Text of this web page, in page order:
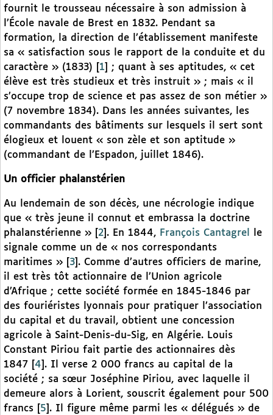
fournit le trousseau nécessaire à son admission à
l’École navale de Brest en 1832. Pendant sa
formation, la direction de l’établissement manifeste
sa « satisfaction sous le rapport de la conduite et du
caractère » (1833)
1
; quant à ses aptitudes, « cet
élève est très studieux et très instruit » ; mais « il
s’occupe trop de science et pas assez de son métier »
(7 novembre 1834). Dans les années suivantes, les
commandants des bâtiments sur lesquels il sert sont
élogieux et louent « son zèle et son aptitude »
(commandant de l’Espadon, juillet 1846).
Un officier phalanstérien
Au lendemain de son décès, une nécrologie indique
que « très jeune il connut et embrassa la doctrine
phalanstérienne »
2 . En 1844, François Cantagrel
le
signale comme un de « nos correspondants
maritimes »
3 . Comme d’autres officiers de marine,
il est très tôt actionnaire de l’Union agricole
d’Afrique ; cette société formée en 1845-1846 par
des fouriéristes lyonnais pour pratiquer l’association
du capital et du travail, obtient une concession
agricole à Saint-Denis-du-Sig, en Algérie. Louis
Constant Piriou fait partie des actionnaires dès
1847
4 . Il verse 2 000 francs au capital de la
société ; sa sœur Joséphine Piriou, avec laquelle il
demeure alors à Lorient, souscrit également pour 500
francs
5 . Il figure même parmi les « délégués » de